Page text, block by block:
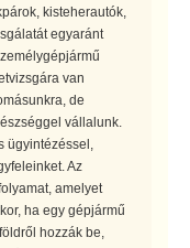
kisteherautók,
egyaránt
van
de
vállalunk.
ügyintézéssel,
Az
amelyet
ha egy gépjármű
hozzák be,